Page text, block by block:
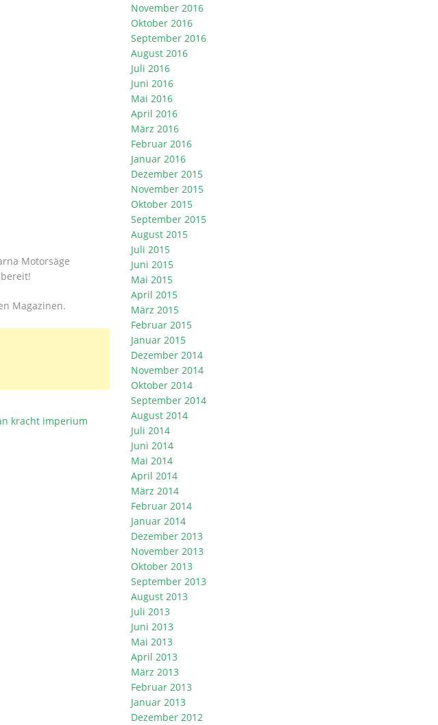
Motorsäge
Magazinen.
kracht imperium
November 2016
Oktober 2016
September 2016
August 2016
Juli 2016
Juni 2016
Mai 2016
April 2016
März 2016
Februar 2016
Januar 2016
Dezember 2015
November 2015
Oktober 2015
September 2015
August 2015
Juli 2015
Juni 2015
Mai 2015
April 2015
März 2015
Februar 2015
Januar 2015
Dezember 2014
November 2014
Oktober 2014
September 2014
August 2014
Juli 2014
Juni 2014
Mai 2014
April 2014
März 2014
Februar 2014
Januar 2014
Dezember 2013
November 2013
Oktober 2013
September 2013
August 2013
Juli 2013
Juni 2013
Mai 2013
April 2013
März 2013
Februar 2013
Januar 2013
Dezember 2012